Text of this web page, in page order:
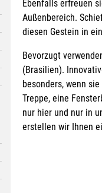
Ebenfalls erfreuen
Außenbereich.
diesen Gestein in
Bevorzugt
(Brasilien).
besonders, wenn
Treppe, eine
nur hier und nur in
erstellen wir Ihnen